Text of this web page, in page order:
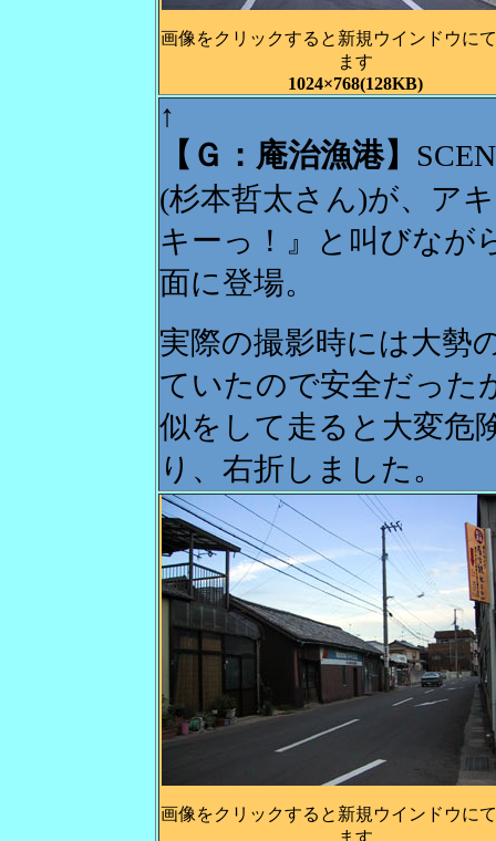
画像をクリックすると新規ウインドウに
ます
1024×768(128KB)
↑
【Ｇ：庵治漁港】
(杉本哲太さん)が、ア
キーっ！』と叫びなが
面に登場。
実際の撮影時には大勢
ていたので安全だった
似をして走ると大変危
り、右折しました。
画像をクリックすると新規ウインドウに
ます